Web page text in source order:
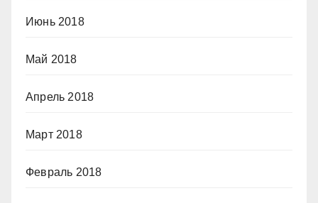
Июнь 2018
Май 2018
Апрель 2018
Март 2018
Февраль 2018